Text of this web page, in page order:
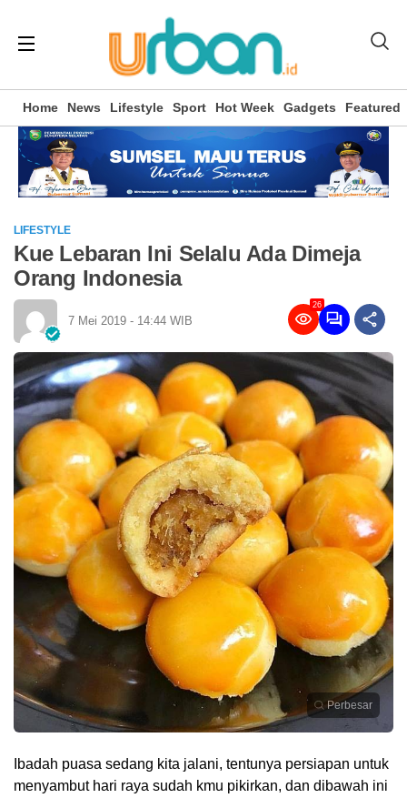
Home News Lifestyle Sport Hot Week Gadgets Featured
LIFESTYLE
Kue Lebaran Ini Selalu Ada Dimeja
Orang Indonesia
7 Mei 2019 - 14:44 WIB
26
Perbesar
Ibadah puasa sedang kita jalani, tentunya persiapan untuk
menyambut hari raya sudah kmu pikirkan, dan dibawah ini